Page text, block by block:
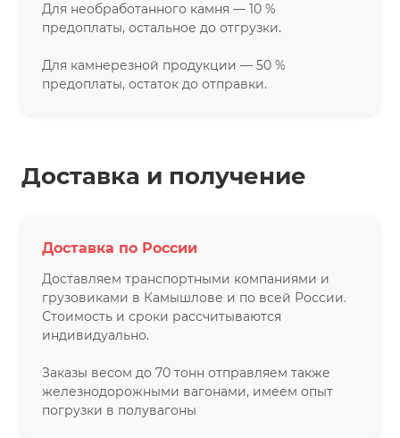
Для необработанного камня — 10 %
предоплаты, остальное до отгрузки.
Для камнерезной продукции — 50 %
предоплаты, остаток до отправки.
Доставка и получение
Доставка по России
Доставляем транспортными компаниями и
грузовиками в Камышлове и по всей России.
Стоимость и сроки рассчитываются
индивидуально.
Заказы весом до 70 тонн отправляем также
железнодорожными вагонами, имеем опыт
погрузки в полувагоны